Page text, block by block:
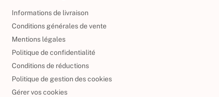
Informations de livraison
Conditions générales de vente
Mentions légales
Politique de confidentialité
Conditions de réductions
Politique de gestion des cookies
Gérer vos cookies